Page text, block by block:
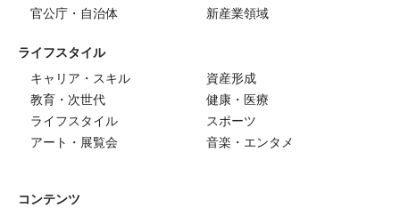
官公庁・自治体
新産業領域
ライフスタイル
キャリア・スキル
資産形成
教育・次世代
健康・医療
ライフスタイル
スポーツ
アート・展覧会
音楽・エンタメ
コンテンツ